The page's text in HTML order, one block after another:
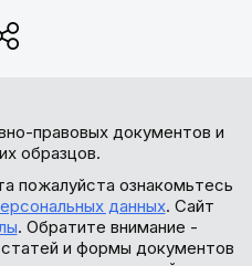
правовых документов и
образцов.
пожалуйста ознакомьтесь
данных. Сайт
. Обратите внимание -
и формы документов